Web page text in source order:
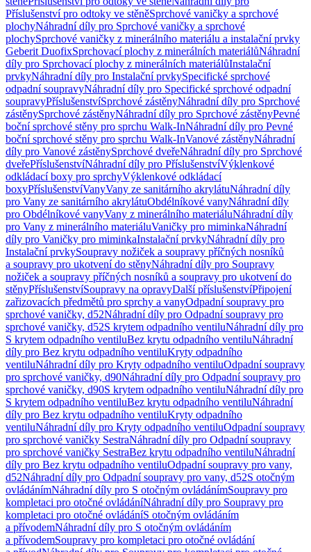
Příslušenství pro odtoky ve stěněSprchové vaničky a sprchové
plochyNáhradní díly pro Sprchové vaničky a sprchové
plochySprchové vaničky z minerálního materiálu a instalační prvky
Geberit DuofixSprchovací plochy z minerálních materiálůNáhradní
díly pro Sprchovací plochy z minerálních materiálůInstalační
prvkyNáhradní díly pro Instalační prvkySpecifické sprchové
odpadní soupravyNáhradní díly pro Specifické sprchové odpadní
soupravyPříslušenstvíSprchové zástěnyNáhradní díly pro Sprchové
zástěnySprchové zástěnyNáhradní díly pro Sprchové zástěnyPevné
boční sprchové stěny pro sprchu Walk-InNáhradní díly pro Pevné
boční sprchové stěny pro sprchu Walk-InVanové zástěnyNáhradní
díly pro Vanové zástěnySprchové dveřeNáhradní díly pro Sprchové
dveřePříslušenstvíNáhradní díly pro PříslušenstvíVýklenkové
odkládací boxy pro sprchyVýklenkové odkládací
boxyPříslušenstvíVanyVany ze sanitárního akrylátuNáhradní díly
pro Vany ze sanitárního akrylátuObdélníkové vanyNáhradní díly
pro Obdélníkové vanyVany z minerálního materiáluNáhradní díly
pro Vany z minerálního materiáluVaničky pro miminkaNáhradní
díly pro Vaničky pro miminkaInstalační prvkyNáhradní díly pro
Instalační prvkySoupravy nožiček a soupravy příčných nosníků
a soupravy pro ukotvení do stěnyNáhradní díly pro Soupravy
nožiček a soupravy příčných nosníků a soupravy pro ukotvení do
stěnyPříslušenstvíSoupravy na opravyDalší příslušenstvíPřipojení
zařizovacích předmětů pro sprchy a vanyOdpadní soupravy pro
sprchové vaničky, d52Náhradní díly pro Odpadní soupravy pro
sprchové vaničky, d52S krytem odpadního ventiluNáhradní díly pro
S krytem odpadního ventiluBez krytu odpadního ventiluNáhradní
díly pro Bez krytu odpadního ventiluKryty odpadního
ventiluNáhradní díly pro Kryty odpadního ventiluOdpadní soupravy
pro sprchové vaničky, d90Náhradní díly pro Odpadní soupravy pro
sprchové vaničky, d90S krytem odpadního ventiluNáhradní díly pro
S krytem odpadního ventiluBez krytu odpadního ventiluNáhradní
díly pro Bez krytu odpadního ventiluKryty odpadního
ventiluNáhradní díly pro Kryty odpadního ventiluOdpadní soupravy
pro sprchové vaničky SestraNáhradní díly pro Odpadní soupravy
pro sprchové vaničky SestraBez krytu odpadního ventiluNáhradní
díly pro Bez krytu odpadního ventiluOdpadní soupravy pro vany,
d52Náhradní díly pro Odpadní soupravy pro vany, d52S otočným
ovládánímNáhradní díly pro S otočným ovládánímSoupravy pro
kompletaci pro otočné ovládáníNáhradní díly pro Soupravy pro
kompletaci pro otočné ovládáníS otočným ovládáním
a přívodemNáhradní díly pro S otočným ovládáním
a přívodemSoupravy pro kompletaci pro otočné ovládání